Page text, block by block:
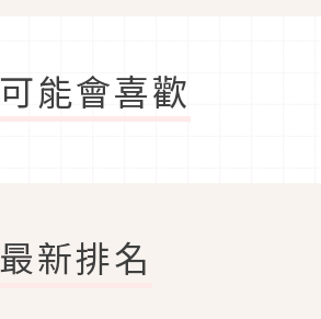
能會喜歡
最新排名